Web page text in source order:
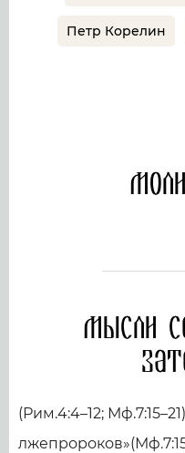
Петр Корелин
Мысли
(Рим.4:4–12;